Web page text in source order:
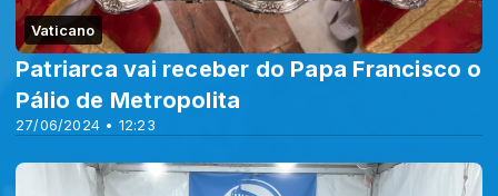
Vaticano
27/06/2024 • 12:23
Patriarca vai receber do Papa Francisco o
Pálio de Metropolita